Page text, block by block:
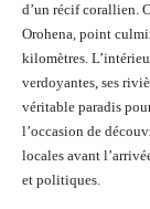
d’un récif corallien.
Orohena, point
kilomètres.
verdoyantes, ses
véritable paradis
l’occasion de
locales avant
et politiques.